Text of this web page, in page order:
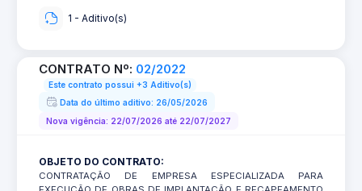
1 - Aditivo(s)
CONTRATO Nº: 02/2022
Este contrato possui +3 Aditivo(s)
Data do último aditivo: 26/05/2026
Nova vigência: 22/07/2026 até 22/07/2027
OBJETO DO CONTRATO:
CONTRATAÇÃO DE EMPRESA ESPECIALIZADA PARA